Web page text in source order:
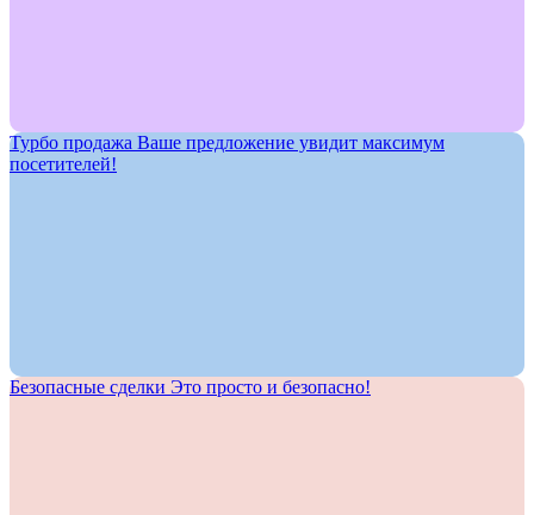
Турбо продажа Ваше предложение увидит максимум
посетителей!
Безопасные сделки Это просто и безопасно!